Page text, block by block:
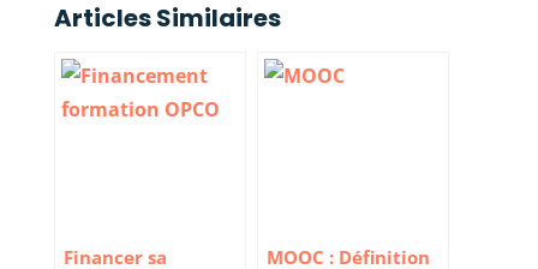
Articles Similaires
Financer sa
MOOC : Définition